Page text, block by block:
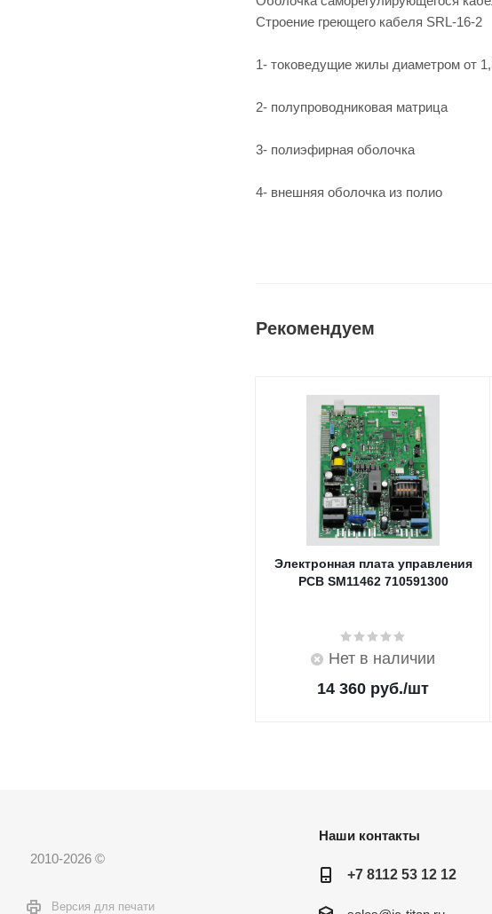
Строение греющего кабеля SRL-16-2
1- токоведущие жилы диаметром от
2- полупроводниковая матрица
3- полиэфирная оболочка
4- внешняя оболочка из полио
Рекомендуем
Электронная плата управления
PCB SM11462 710591300
Нет в наличии
14 360 руб./шт
2010-2026 ©
Версия для печати
Наши контакты
+7 8112 53 12 12